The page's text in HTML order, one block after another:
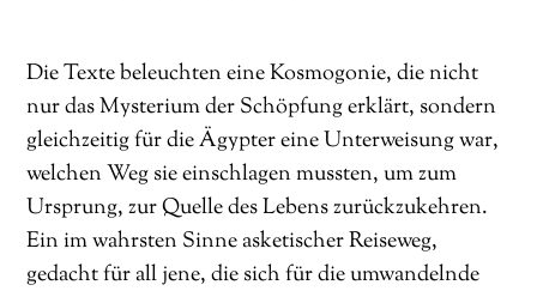
Die Texte beleuchten eine Kosmogonie, die nicht
nur das Mysterium der Schöpfung erklärt, sondern
gleichzeitig für die Ägypter eine Unterweisung war,
welchen Weg sie einschlagen mussten, um zum
Ursprung, zur Quelle des Lebens zurückzukehren.
Ein im wahrsten Sinne asketischer Reiseweg,
gedacht für all jene, die sich für die umwandelnde